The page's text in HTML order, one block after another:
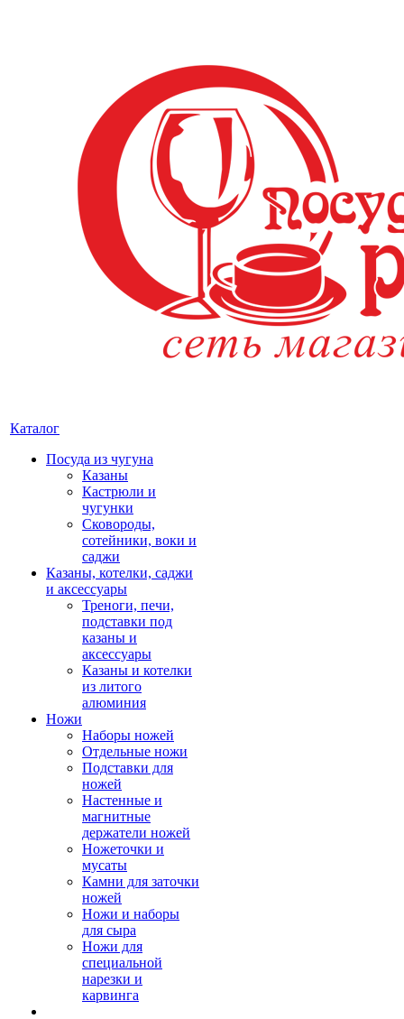
Каталог
Посуда из чугуна
Казаны
Кастрюли и
чугунки
Сковороды,
сотейники, воки и
саджи
Казаны, котелки, саджи
и аксессуары
Треноги, печи,
подставки под
казаны и
аксессуары
Казаны и котелки
из литого
алюминия
Ножи
Наборы ножей
Отдельные ножи
Подставки для
ножей
Настенные и
магнитные
держатели ножей
Ножеточки и
мусаты
Камни для заточки
ножей
Ножи и наборы
для сыра
Ножи для
специальной
нарезки и
карвинга